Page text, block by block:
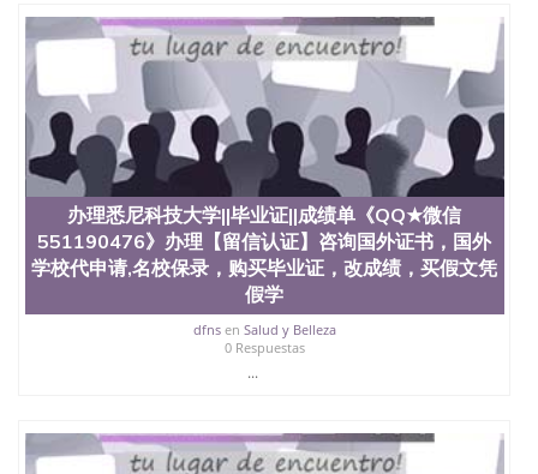
State University）圣何塞州立大学（San Jose State
University）圣何塞州立大学（San Jose State
University）圣何塞州立大学（San Jose State
University）圣何塞州立大学（San Jose State
University）圣何塞州立大学学位证（San Jose State
University）圣何塞州立大学学位证（San Jose State
University）圣何塞州立大学学位证（San Jose State
University）圣何塞州立大学（San Jose State
University）圣何塞州立大学（San Jose State
University）圣何塞州立大学（San Jose State
University）圣何塞州立大学（San Jose State
University）圣何塞州立大学学位证（San Jose State
University）圣何塞州立大学学位证（San Jose State
University）圣何塞州立大学结业证（San Jose State
University）圣何塞州立大学结业证（San Jose State
University）圣何塞州立大学结业证（San Jose State
University）圣何塞州立大学学位证（San Jose State
State University）圣何塞州立大学学历证书（San
Jose State University）圣何塞州立大学学历证书
办理悉尼科技大学||毕业证||成绩单《QQ★微信
551190476》办理【留信认证】咨询国外证书，国外
学校代申请,名校保录，购买毕业证，改成绩，买假文凭
假学
dfnsen Salud y Belleza
0 Respuestas
...